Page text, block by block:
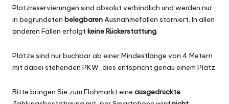
Platzreservierungen sind absolut verbindlich und werden nur
in begründeten belegbarenAusnahmefällen storniert. In allen
anderen Fällen erfolgtkeine Rückerstattung.
Plätze sind nur buchbar ab einer Mindestlänge von 4 Metern
mit dabei stehenden PKW, dies entspricht genau einem Platz.
Bitte bringen Sie zum Flohmarkt eine ausgedruckte